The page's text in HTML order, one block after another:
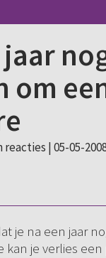
jaar
om
reacties | 05-05-
je na een jaar
kan je verlies